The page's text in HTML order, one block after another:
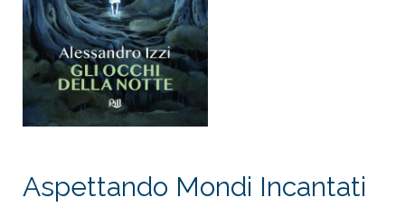
Aspettando Mondi Incantati